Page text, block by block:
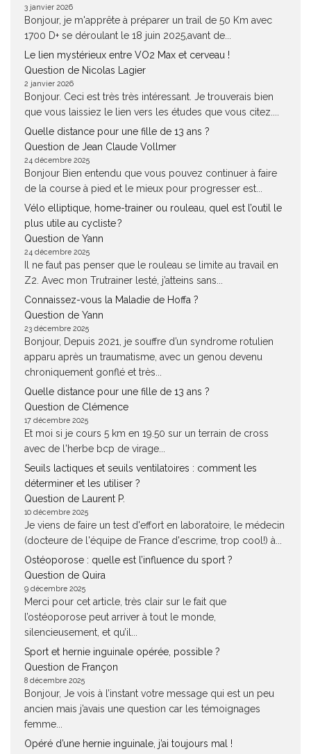
3 janvier 2026
Bonjour, je m'apprête à préparer un trail de 50 Km avec
1700 D+ se déroulant le 18 juin 2025,avant de...
Le lien mystérieux entre VO2 Max et cerveau !
Question de Nicolas Lagier
2 janvier 2026
Bonjour. Ceci est très très intéressant. Je trouverais bien
que vous laissiez le lien vers les études que vous citez....
Quelle distance pour une fille de 13 ans ?
Question de Jean Claude Vollmer
24 décembre 2025
Bonjour Bien entendu que vous pouvez continuer à faire
de la course à pied et le mieux pour progresser est...
Vélo elliptique, home-trainer ou rouleau, quel est l’outil le
plus utile au cycliste ?
Question de Yann
24 décembre 2025
Il ne faut pas penser que le rouleau se limite au travail en
Z2. Avec mon Trutrainer lesté, j’atteins sans...
Connaissez-vous la Maladie de Hoffa ?
Question de Yann
23 décembre 2025
Bonjour, Depuis 2021, je souffre d’un syndrome rotulien
apparu après un traumatisme, avec un genou devenu
chroniquement gonflé et très...
Quelle distance pour une fille de 13 ans ?
Question de Clémence
17 décembre 2025
Et moi si je cours 5 km en 19.50 sur un terrain de cross
avec de l'herbe bcp de virage...
Seuils lactiques et seuils ventilatoires : comment les
déterminer et les utiliser ?
Question de Laurent P.
10 décembre 2025
Je viens de faire un test d'effort en laboratoire, le médecin
(docteure de l'équipe de France d'escrime, trop cool!) à...
Ostéoporose : quelle est l’influence du sport ?
Question de Quira
9 décembre 2025
Merci pour cet article, très clair sur le fait que
l’ostéoporose peut arriver à tout le monde,
silencieusement, et qu’il...
Sport et hernie inguinale opérée, possible ?
Question de Françon
8 décembre 2025
Bonjour, Je vois à l’instant votre message qui est un peu
ancien mais j’avais une question car les témoignages
femme...
Opéré d’une hernie inguinale, j’ai toujours mal !